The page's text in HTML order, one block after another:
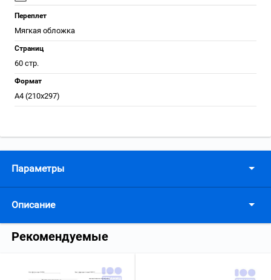
Переплет
Мягкая обложка
Страниц
60 стр.
Формат
А4 (210x297)
Параметры
Описание
Рекомендуемые